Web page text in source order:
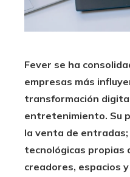
Fever se ha
empresas más
transformación
entretenimiento. Su
la venta de
tecnológicas propias
creadores, espacios